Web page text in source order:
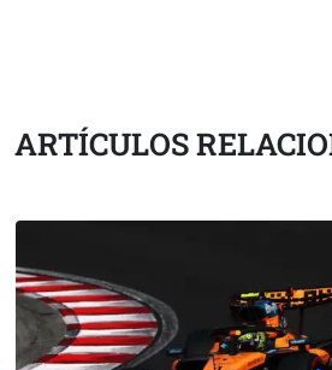
ARTÍCULOS